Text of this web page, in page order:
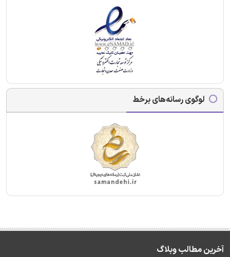
لوگوی رسانه‌های برخط
آخرین مطالب وبلاگ